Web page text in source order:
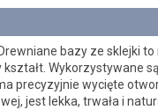
bazy ze sklejki
Wykorzystywane
precyzyjnie wycięte
jest lekka, trwała i